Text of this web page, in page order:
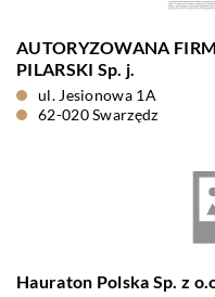
AUTORYZOWANA
PILARSKI Sp. j.
ul. Jesionowa 1A
62-020 Swarzędz
Hauraton Polska Sp. z